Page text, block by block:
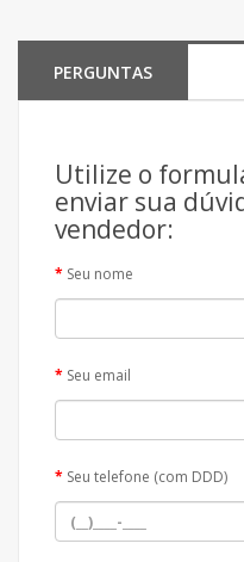
PERGUNTAS
Utilize o
enviar sua
vendedor:
Seu nome
Seu email
Seu telefone (com DDD)